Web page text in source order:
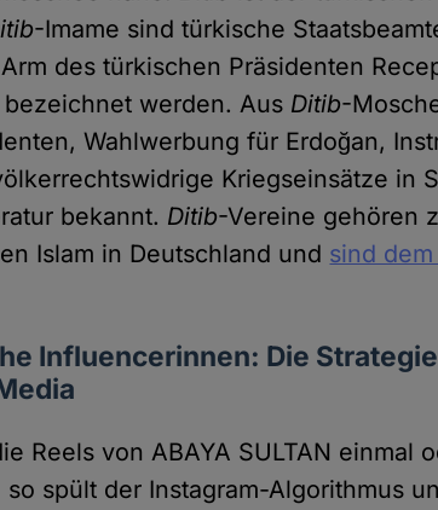
-Imame sind türkische
des türkischen Präsidenten
bezeichnet werden. Aus Ditib-
Wahlwerbung für Erdoğan,
Kriegseinsätze in
bekannt. Ditib-Vereine gehören
Islam in Deutschland und sind
Influencerinnen: Die
Reels von ABAYA SULTAN einmal
so spült der Instagram-Algorithmus